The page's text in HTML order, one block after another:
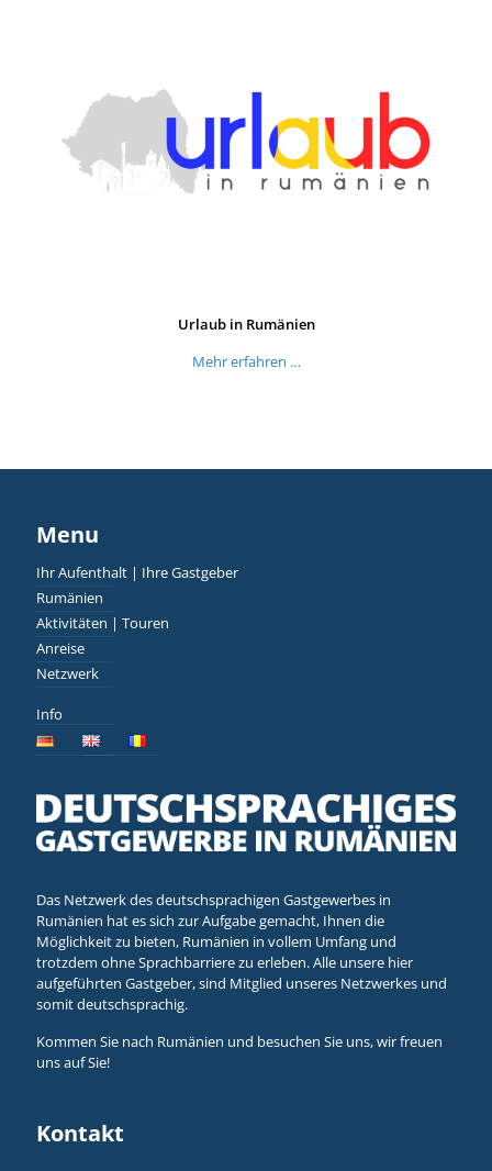
Urlaub in Rumänien
Mehr erfahren …
Menu
Ihr Aufenthalt | Ihre Gastgeber
Rumänien
Aktivitäten | Touren
Anreise
Netzwerk
Info
Das Netzwerk des deutschsprachigen Gastgewerbes in
Rumänien hat es sich zur Aufgabe gemacht, Ihnen die
Möglichkeit zu bieten, Rumänien in vollem Umfang und
trotzdem ohne Sprachbarriere zu erleben. Alle unsere hier
aufgeführten Gastgeber, sind Mitglied unseres Netzwerkes und
somit deutschsprachig.
Kommen Sie nach Rumänien und besuchen Sie uns, wir freuen
uns auf Sie!
Kontakt